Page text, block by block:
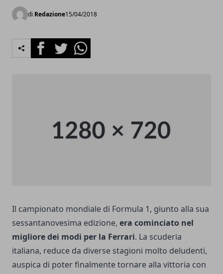
di Redazione15/04/2018
FacebookTwitterWhatsapp
Il campionato mondiale di Formula 1, giunto alla sua
sessantanovesima edizione, era cominciato nel
migliore dei modi per la Ferrari. La scuderia
italiana, reduce da diverse stagioni molto deludenti,
auspica di poter finalmente tornare alla vittoria con